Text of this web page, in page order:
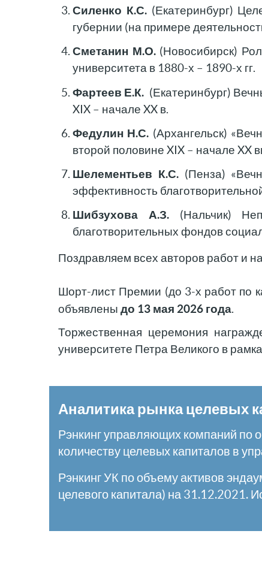
Силенко К.С. (Екатеринбург)
губернии (на примере
Сметанин М.О.(Новосибирск)
университета в 1880-х – 1890-х гг.
Фартеев Е.К. (Екатеринбург)
XIX – начале XX в.
Федулин Н.С. (Архангельск)
второй половине XIX – начале XX
Шелементьев К.С.(Пенза)
эффективность
Шибзухова А.З.(Нальчик)
благотворительных фондов
Поздравляем всех авторов работ и
Шорт-лист Премии (до 3-х работ по
объявлены до 13 мая 2026 года.
Торжественная церемония
университете Петра Великого в
Аналитика рынка целевых
Рэнкинг управляющих компаний по
количеству целевых капиталов в
Рэнкинг УК по объему активов
целевого капитала) на 31.12.2021.